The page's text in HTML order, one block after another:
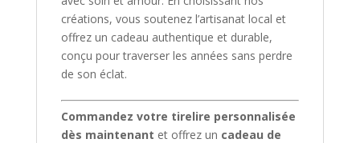
créations, vous soutenez l’artisanat local et
offrez un cadeau authentique et durable,
conçu pour traverser les années sans perdre
de son éclat.
Commandez votre tirelire personnalisée
dès maintenant et offrez un cadeau de